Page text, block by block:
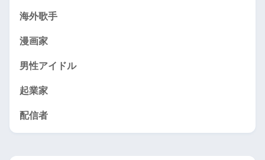
海外歌手
漫画家
男性アイドル
起業家
配信者